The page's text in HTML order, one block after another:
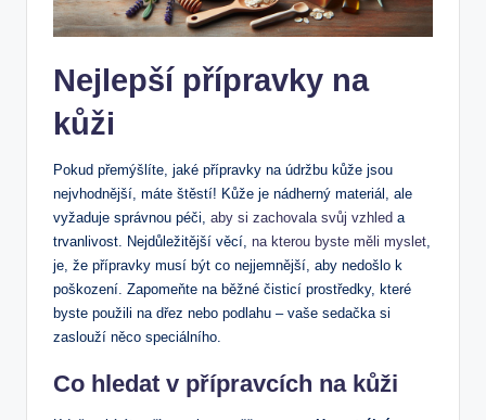
Nejlepší přípravky na
kůži
Pokud přemýšlíte, jaké přípravky na údržbu kůže jsou
nejvhodnější, máte štěstí! Kůže je nádherný materiál, ale
vyžaduje správnou péči, aby si zachovala svůj vzhled a
trvanlivost. Nejdůležitější věcí, na kterou byste měli myslet,
je, že přípravky musí být co nejjemnější, aby nedošlo k
poškození. Zapomeňte na běžné čisticí prostředky, které
byste použili na dřez nebo podlahu – vaše sedačka si
zaslouží něco speciálního.
Co hledat v přípravcích na kůži